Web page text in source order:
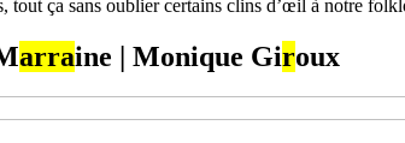
tout ça sans oublier certains clins d’œil à notre
arraine | Monique Giroux